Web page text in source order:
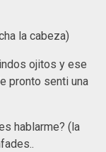
la cabeza)
ojitos y ese
pronto senti una
hablarme? (la